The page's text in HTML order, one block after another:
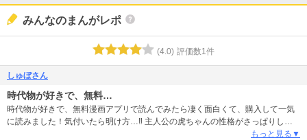
みんなのまんがレポ
(4.0) 評価数1 件
しゅぼさん
時代物が好きで、無料…
時代物が好きで、無料漫画アプリで読んでみたら凄く面白くて、購入して一気
に読みました！気付いたら明け方…‼ 主人公の虎ちゃんの性格がさっぱりして
いて自然と応援したくなります。男勝りだけど女性の強さも持ち合わせてい
もっと見る▼